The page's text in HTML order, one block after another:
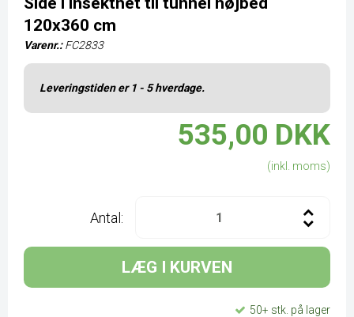
120x360 cm
Varenr.: FC2833
Leveringstiden er 1 - 5 hverdage.
535,00 DKK
(inkl. moms)
Antal:
LÆG I KURVEN
50+ stk. på lager